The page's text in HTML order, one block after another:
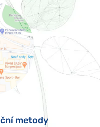
metody